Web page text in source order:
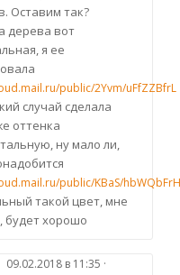
Оставим так?
дерева вот
я ее
public/2Yvm/uFfZZBfrL
случай сделала
оттенка
ну мало ли,
public/KBaS/
такой цвет, мне
будет хорошо
09.02.2018 в 11:35 ·